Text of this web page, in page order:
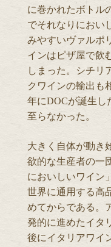
に巻かれたボトル
でそれなりにおい
みやすいヴァルポ
インはピザ屋で飲
しまった。シチリ
クワインの輸出も
年にDOCが誕生し
至らなかった。
大きく自体が動き
欲的な生産者の一
においしいワイン
世界に通用する高
めてからである。
発的に進めたイタ
後にイタリアワイ